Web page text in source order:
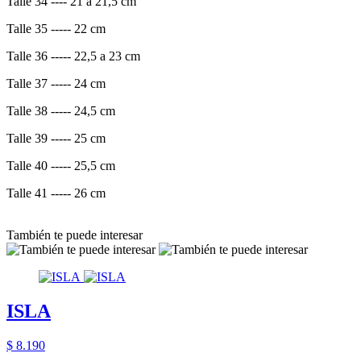
Talle 35 ----- 22 cm
Talle 36 ----- 22,5 a 23 cm
Talle 37 ----- 24 cm
Talle 38 ----- 24,5 cm
Talle 39 ----- 25 cm
Talle 40 ----- 25,5 cm
Talle 41 ----- 26 cm
También te puede interesar
ISLA
$ 8.190